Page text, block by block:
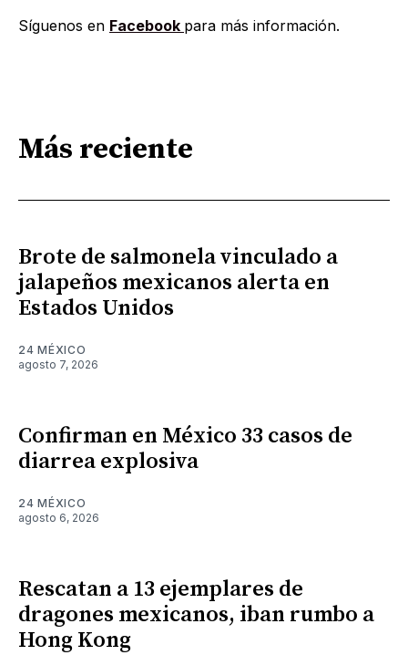
Síguenos en Facebook para más información.
Más reciente
Brote de salmonela vinculado a
jalapeños mexicanos alerta en
Estados Unidos
24 MÉXICO
agosto 7, 2026
Confirman en México 33 casos de
diarrea explosiva
24 MÉXICO
agosto 6, 2026
Rescatan a 13 ejemplares de
dragones mexicanos, iban rumbo a
Hong Kong